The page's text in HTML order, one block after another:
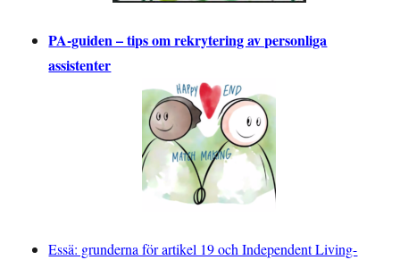
PA-guiden – tips om rekrytering av personliga
assistenter
Essä: grunderna för artikel 19 och Independent Living-